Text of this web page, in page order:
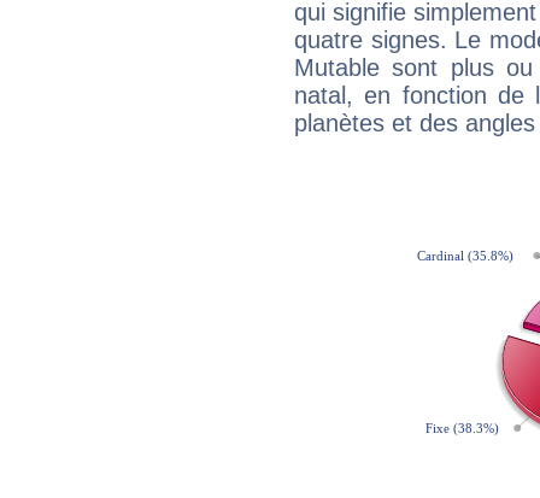
qui signifie
quatre signes. Le
Mutable sont plus
natal, en fonction de
planètes et des